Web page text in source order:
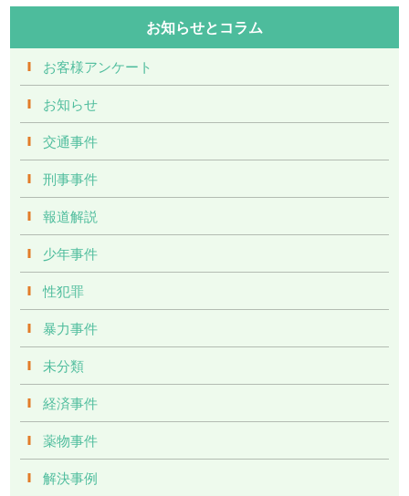
お知らせとコラム
お客様アンケート
お知らせ
交通事件
刑事事件
報道解説
少年事件
性犯罪
暴力事件
未分類
経済事件
薬物事件
解決事例